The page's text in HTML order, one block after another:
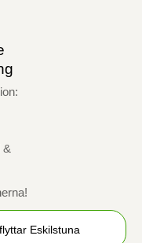
Eskilstuna
&